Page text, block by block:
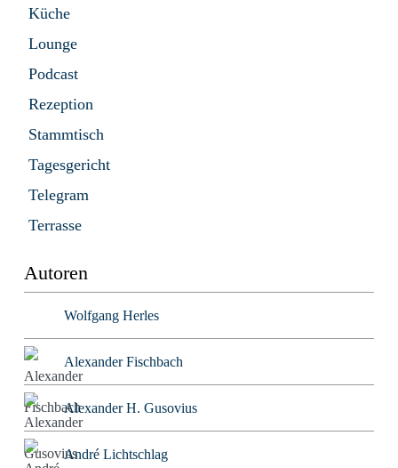
Küche
Lounge
Podcast
Rezeption
Stammtisch
Tagesgericht
Telegram
Terrasse
Autoren
Wolfgang Herles
Alexander Fischbach
Alexander H. Gusovius
André Lichtschlag